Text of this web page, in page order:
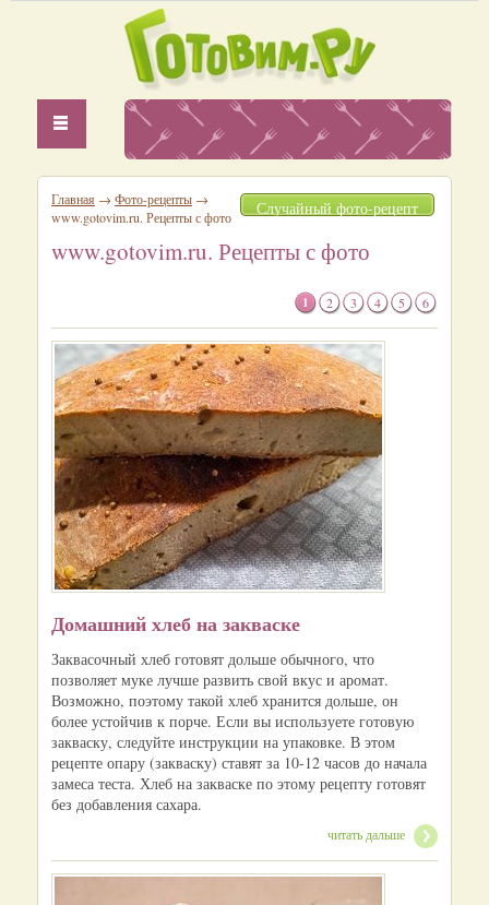
Случайный фото-рецепт
Главная → Фото-рецепты →
www.gotovim.ru. Рецепты с фото
www.gotovim.ru. Рецепты с фото
1 2 3 4 5 6
Домашний хлеб на закваске
Заквасочный хлеб готовят дольше обычного, что
позволяет муке лучше развить свой вкус и аромат.
Возможно, поэтому такой хлеб хранится дольше, он
более устойчив к порче. Если вы используете готовую
закваску, следуйте инструкции на упаковке. В этом
рецепте опару (закваску) ставят за 10-12 часов до начала
замеса теста. Хлеб на закваске по этому рецепту готовят
без добавления сахара.
читать дальше